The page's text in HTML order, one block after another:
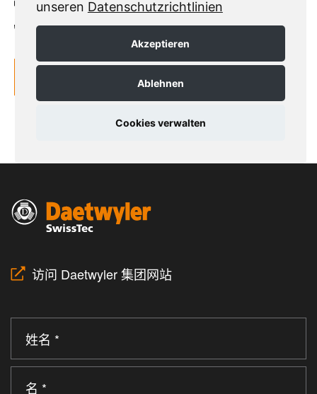
访问 Daetwyler 集团网站